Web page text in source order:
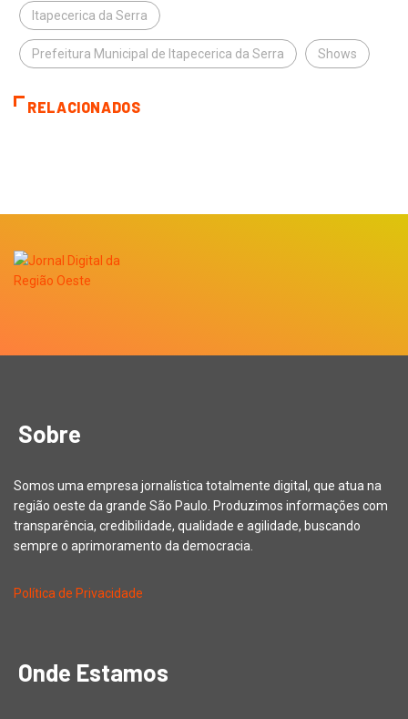
Itapecerica da Serra
Prefeitura Municipal de Itapecerica da Serra Shows
RELACIONADOS
Sobre
Somos uma empresa jornalística totalmente digital, que atua na
região oeste da grande São Paulo. Produzimos informações com
transparência, credibilidade, qualidade e agilidade, buscando
sempre o aprimoramento da democracia.
Política de Privacidade
Onde Estamos